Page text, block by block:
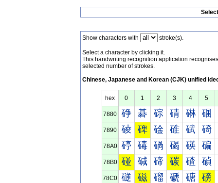
Show characters with stroke(s).
Select a character by clicking it.
This handwriting recognition application
selected number of strokes.
Chinese, Japanese and Korean (CJK) unified
hex 0 1 2 3 4 5
7880 碀 碁 碂 碃 碄 碅
7890 碐 碑 碒 碓 碔 碕
78A0 碠 碡 碢 碣 碤 碥
78B0 碰 碱 碲 碳 碴 碵
78C0 磀 磁 磂 磃 磄 磅